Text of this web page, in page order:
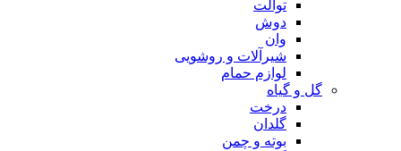
توالت
دوش
وان
شیرآلات و روشویی
لوازم حمام
گل و گیاه
درخت
گلدان
بوته و چمن